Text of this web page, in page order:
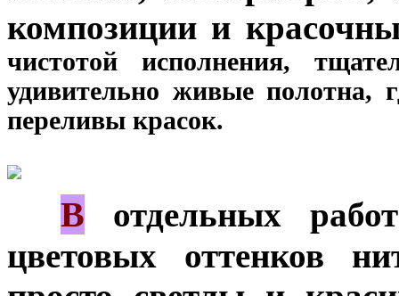
композиции и
чистотой исполнения,
удивительно живые полотна,
переливы красок.
В отдельных
цветовых оттенков